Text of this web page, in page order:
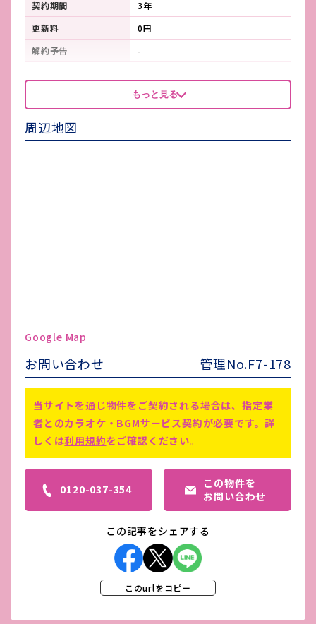
契約期間
3年
更新料
0円
解約予告
-
看板製作費
-
看板使用料・
維持管理費
-
鍵交換費
-
備考 -
もっと見る
周辺地図
Google Map
お問い合わせ 管理No.F7-178
当サイトを通じ物件をご契約される場合は、指定業
者とのカラオケ・BGMサービス契約が必要です。詳
しくは利用規約をご確認ください。
0120-037-354
この物件を
お問い合わせ
この記事をシェアする
このurlをコピー